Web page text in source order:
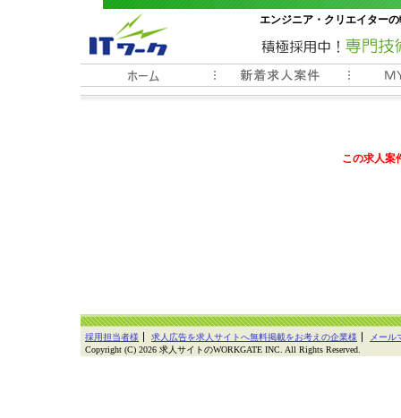
エンジニア・クリエイター
常時3000件以上の求人情報
この求人案
採用担当者様 求人広告を求人サイトへ無料掲載をお考えの企業様
メール
Copyright (C) 2026 求人サイトのWORKGATE INC. All Rights Reserved.